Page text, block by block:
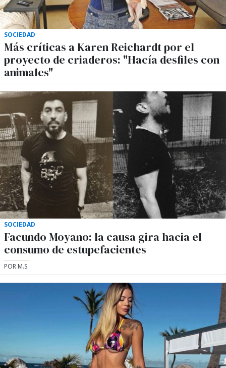
SOCIEDAD
Más críticas a Karen Reichardt por el
proyecto de criaderos: "Hacía desfiles con
animales"
SOCIEDAD
Facundo Moyano: la causa gira hacia el
consumo de estupefacientes
POR M.S.